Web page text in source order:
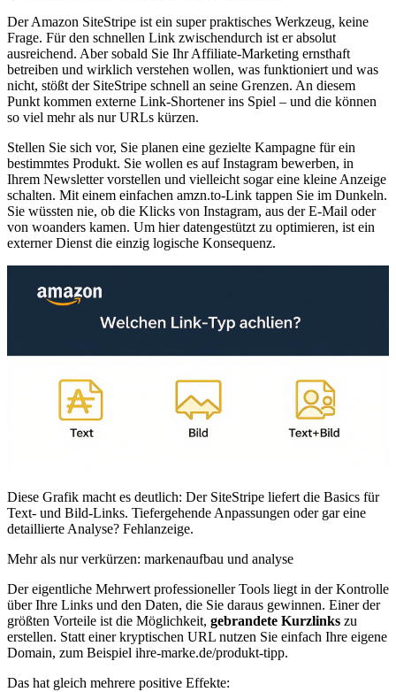
Der Amazon SiteStripe ist ein super praktisches Werkzeug, keine
Frage. Für den schnellen Link zwischendurch ist er absolut
ausreichend. Aber sobald Sie Ihr Affiliate-Marketing ernsthaft
betreiben und wirklich verstehen wollen, was funktioniert und was
nicht, stößt der SiteStripe schnell an seine Grenzen. An diesem
Punkt kommen externe Link-Shortener ins Spiel – und die können
so viel mehr als nur URLs kürzen.
Stellen Sie sich vor, Sie planen eine gezielte Kampagne für ein
bestimmtes Produkt. Sie wollen es auf Instagram bewerben, in
Ihrem Newsletter vorstellen und vielleicht sogar eine kleine Anzeige
schalten. Mit einem einfachen amzn.to-Link tappen Sie im Dunkeln.
Sie wüssten nie, ob die Klicks von Instagram, aus der E-Mail oder
von woanders kamen. Um hier datengestützt zu optimieren, ist ein
externer Dienst die einzig logische Konsequenz.
Diese Grafik macht es deutlich: Der SiteStripe liefert die Basics für
Text- und Bild-Links. Tiefergehende Anpassungen oder gar eine
detaillierte Analyse? Fehlanzeige.
Mehr als nur verkürzen: markenaufbau und analyse
Der eigentliche Mehrwert professioneller Tools liegt in der Kontrolle
über Ihre Links und den Daten, die Sie daraus gewinnen. Einer der
größten Vorteile ist die Möglichkeit, gebrandete Kurzlinks zu
erstellen. Statt einer kryptischen URL nutzen Sie einfach Ihre eigene
Domain, zum Beispiel ihre-marke.de/produkt-tipp.
Das hat gleich mehrere positive Effekte: